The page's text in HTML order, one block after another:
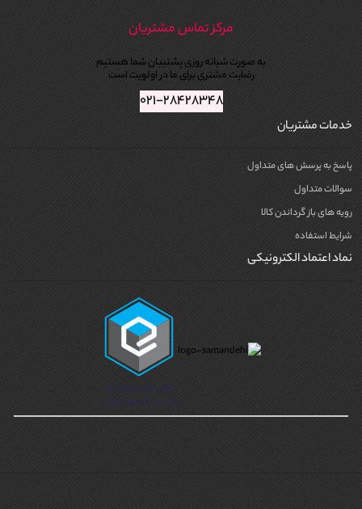
مرکز تماس مشتریان
به صورت شبانه روزی پشتیبان شما هستیم
رضایت مشتری برای ما در اولویت است
۰۲۱-۲۸۴۲۸۳۴۸
خدمات مشتریان
پاسخ به پرسش های متداول
سوالات متداول
رویه های باز گرداندن کالا
شرایط استفاده
نماد اعتماد الکترونیکی